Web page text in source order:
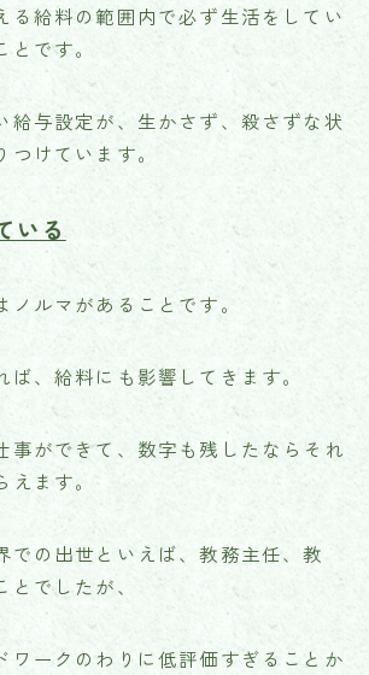
る給料の範囲内で必ず生活をしてい
です。
給与設定が、生かさず、殺さずな状
けています。
いる
ルマがあることです。
ば、給料にも影響してきます。
事ができて、数字も残したならそれ
ます。
での出世といえば、教務主任、教
でしたが、
ワークのわりに低評価すぎることか